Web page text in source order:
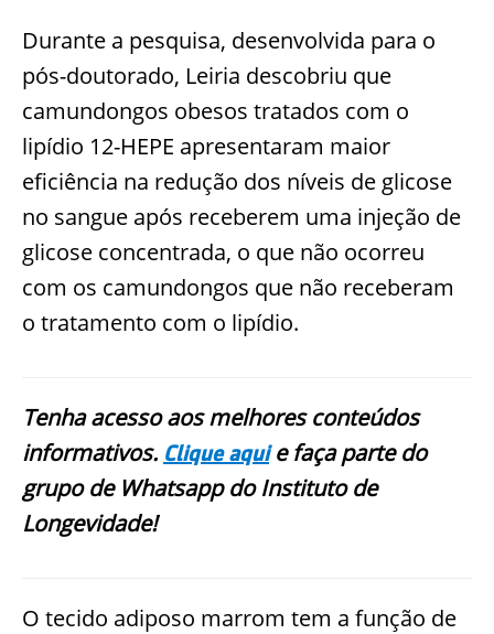
Durante a pesquisa, desenvolvida para o
pós-doutorado, Leiria descobriu que
camundongos obesos tratados com o
lipídio 12-HEPE apresentaram maior
eficiência na redução dos níveis de glicose
no sangue após receberem uma injeção de
glicose concentrada, o que não ocorreu
com os camundongos que não receberam
o tratamento com o lipídio.
Tenha acesso aos melhores conteúdos
informativos. Clique aquie faça parte do
grupo de Whatsapp do Instituto de
Longevidade!
O tecido adiposo marrom tem a função de